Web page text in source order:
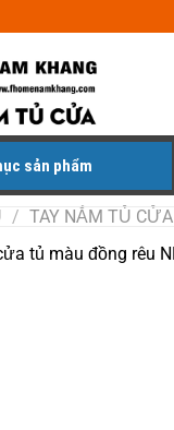
sản phẩm
/ TAY NẮM TỦ CỬA